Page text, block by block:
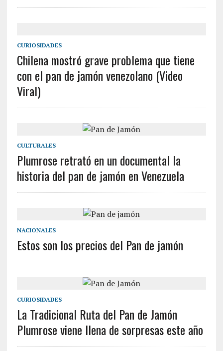
CURIOSIDADES
Chilena mostró grave problema que tiene
con el pan de jamón venezolano (Video
Viral)
CULTURALES
Plumrose retrató en un documental la
historia del pan de jamón en Venezuela
NACIONALES
Estos son los precios del Pan de jamón
CURIOSIDADES
La Tradicional Ruta del Pan de Jamón
Plumrose viene llena de sorpresas este año